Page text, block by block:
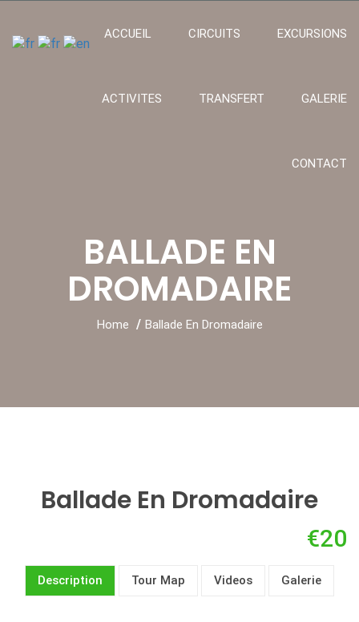
ACCUEIL CIRCUITS EXCURSIONS
ACTIVITES TRANSFERT GALERIE
CONTACT
BALLADE EN
DROMADAIRE
Home Ballade En Dromadaire
Ballade En Dromadaire
€20
Description Tour Map Videos Galerie